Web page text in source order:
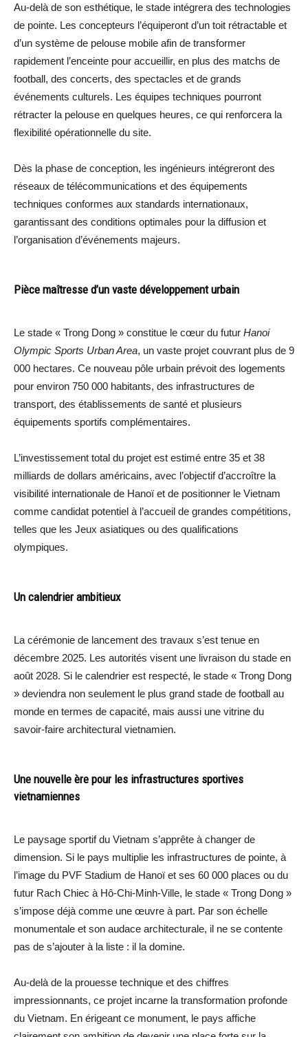
Au-delà de son esthétique, le stade intégrera des technologies
de pointe. Les concepteurs l’équiperont d’un toit rétractable et
d’un système de pelouse mobile afin de transformer
rapidement l’enceinte pour accueillir, en plus des matchs de
football, des concerts, des spectacles et de grands
événements culturels. Les équipes techniques pourront
rétracter la pelouse en quelques heures, ce qui renforcera la
flexibilité opérationnelle du site.
Dès la phase de conception, les ingénieurs intégreront des
réseaux de télécommunications et des équipements
techniques conformes aux standards internationaux,
garantissant des conditions optimales pour la diffusion et
l’organisation d’événements majeurs.
Pièce maîtresse d’un vaste développement urbain
Le stade « Trong Dong » constitue le cœur du futur Hanoi
Olympic Sports Urban Area, un vaste projet couvrant plus de 9
000 hectares. Ce nouveau pôle urbain prévoit des logements
pour environ 750 000 habitants, des infrastructures de
transport, des établissements de santé et plusieurs
équipements sportifs complémentaires.
L’investissement total du projet est estimé entre 35 et 38
milliards de dollars américains, avec l’objectif d’accroître la
visibilité internationale de Hanoï et de positionner le Vietnam
comme candidat potentiel à l’accueil de grandes compétitions,
telles que les Jeux asiatiques ou des qualifications
olympiques.
Un calendrier ambitieux
La cérémonie de lancement des travaux s’est tenue en
décembre 2025. Les autorités visent une livraison du stade en
août 2028. Si le calendrier est respecté, le stade « Trong Dong
» deviendra non seulement le plus grand stade de football au
monde en termes de capacité, mais aussi une vitrine du
savoir-faire architectural vietnamien.
Une nouvelle ère pour les infrastructures sportives
vietnamiennes
Le paysage sportif du Vietnam s’apprête à changer de
dimension. Si le pays multiplie les infrastructures de pointe, à
l’image du PVF Stadium de Hanoï et ses 60 000 places ou du
futur Rach Chiec à Hô-Chi-Minh-Ville, le stade « Trong Dong »
s’impose déjà comme une œuvre à part. Par son échelle
monumentale et son audace architecturale, il ne se contente
pas de s’ajouter à la liste : il la domine.
Au-delà de la prouesse technique et des chiffres
impressionnants, ce projet incarne la transformation profonde
du Vietnam. En érigeant ce monument, le pays affiche